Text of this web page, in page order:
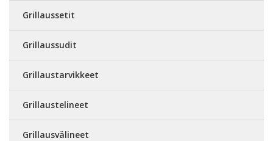
Grillaussetit
Grillaussudit
Grillaustarvikkeet
Grillaustelineet
Grillausvälineet